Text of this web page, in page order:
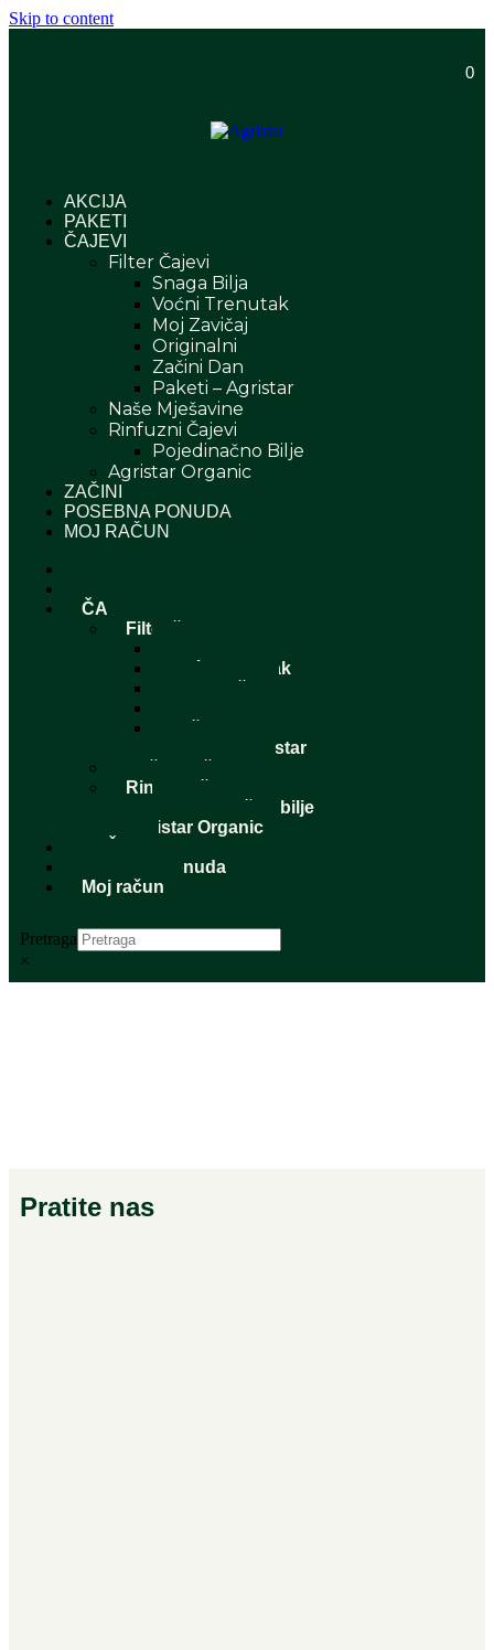
Skip to content
0
AKCIJA
PAKETI
ČAJEVI
Filter Čajevi
Snaga Bilja
Voćni Trenutak
Moj Zavičaj
Originalni
Začini Dan
Paketi – Agristar
Naše Mješavine
Rinfuzni Čajevi
Pojedinačno Bilje
Agristar Organic
ZAČINI
POSEBNA PONUDA
MOJ RAČUN
ČAJEVI
Filter čajevi
Voćni trenutak
Paketi – Agristar
Rinfuzni čajevi
Pojedinačno bilje
Agristar Organic
Posebna ponuda
Moj račun
Pretraga
×
Pratite nas